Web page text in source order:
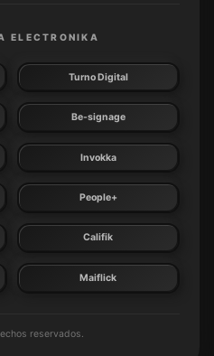
ELECTRONIKA
Turno Digital
Be-signage
Invokka
People+
Califik
Maiflick
reservados.